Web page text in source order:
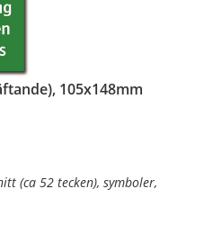
105x148mm
(ca 52 tecken), symboler,